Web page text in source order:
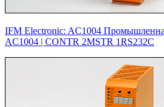
IFM Electronic: AC1004
AC1004 |‌ CONTR 2MSTR 1RS232C